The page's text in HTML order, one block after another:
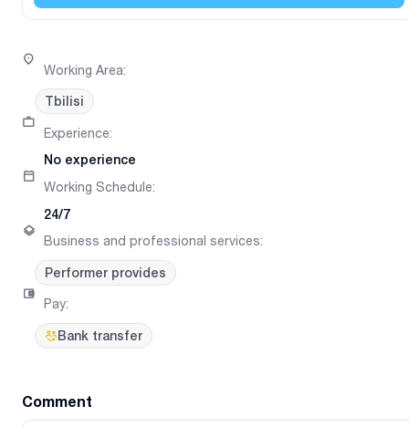
Working Area:
Tbilisi
Experience:
No experience
Working Schedule:
24/7
Business and professional services:
Performer provides
Pay:
Bank transfer
Comment